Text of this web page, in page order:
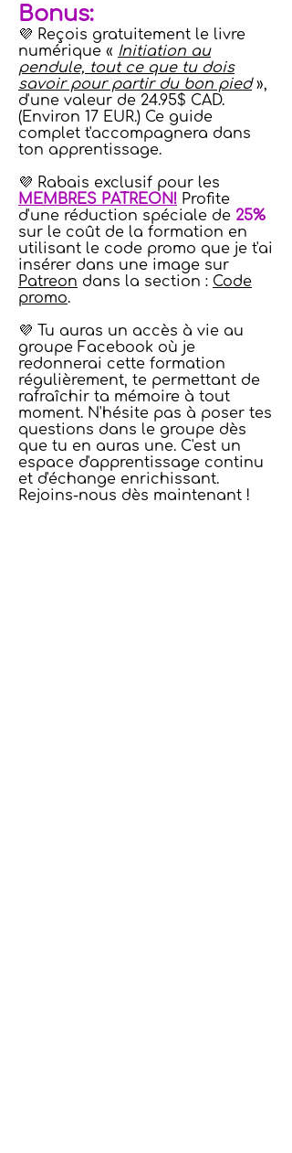
Bonus:
💜 Reçois gratuitement le livre
numérique « Initiation au
pendule, tout ce que tu dois
savoir pour partir du bon pied»,
d'une valeur de 24.95$ CAD.
(Environ 17 EUR.) Ce guide
complet t'accompagnera dans
ton apprentissage.
💜 Rabais exclusif pour les
MEMBRES PATREON! Profite
d'une réduction spéciale de 25%
sur le coût de la formation en
utilisant le code promo que je t'ai
insérer dans une image sur
Patreon dans la section : Code
promo.
💜 Tu auras un accès à vie au
groupe Facebook où je
redonnerai cette formation
régulièrement, te permettant de
rafraîchir ta mémoire à tout
moment. N'hésite pas à poser tes
questions dans le groupe dès
que tu en auras une. C'est un
espace d'apprentissage continu
et d'échange enrichissant.
Rejoins-nous dès maintenant !